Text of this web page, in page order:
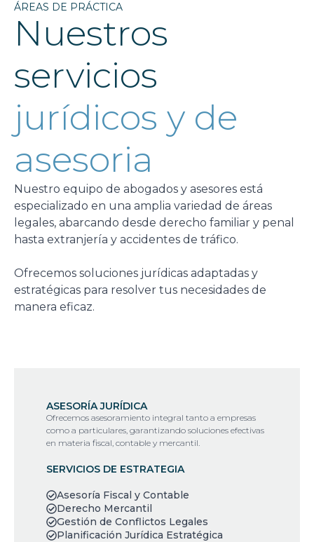
ÁREAS DE PRÁCTICA
Nuestros
servicios
jurídicos y de
asesoria
Nuestro equipo de abogados y asesores está
especializado en una amplia variedad de áreas
legales, abarcando desde derecho familiar y penal
hasta extranjería y accidentes de tráfico.
Ofrecemos soluciones jurídicas adaptadas y
estratégicas para resolver tus necesidades de
manera eficaz.
ASESORÍA JURÍDICA
Ofrecemos asesoramiento integral tanto a empresas
como a particulares, garantizando soluciones efectivas
en materia fiscal, contable y mercantil.
SERVICIOS DE ESTRATEGIA
Asesoría Fiscal y Contable
Derecho Mercantil
Gestión de Conflictos Legales
Planificación Jurídica Estratégica